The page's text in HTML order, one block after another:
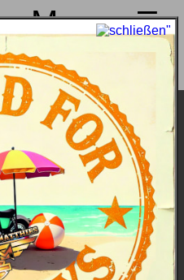
Menu
und Preise *)
, ohne versteckte